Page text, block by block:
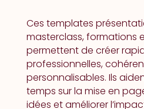
Ces templates
masterclass, formations
permettent de créer
professionnelles,
personnalisables. Ils
temps sur la mise en
idées et améliorer